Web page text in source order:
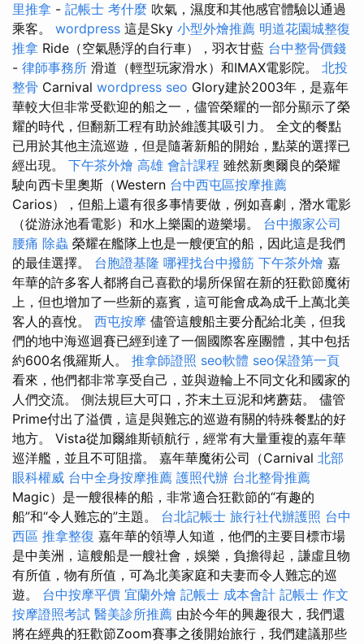
里推拿 - 記帳士 考什麼 吹氣，濕度和其他感官體驗以通過
乘客。 wordpress 這是Sky 小型外燴推薦 明道花園城整復
推拿 Ride（空氣懸浮的自行車），羽衣甘藍 台中整骨價錢
- 律師事務所 滑道（輕型玩家滑水）和IMAX電影院。 北投
整骨 Carnival wordpress seo Glory建於2003年，是嘉年
華較大但非常受歡迎的船之一，儘管榮耀的一部分顯示了榮
耀的時代，但翻新工程有助於維護其吸引力。 全文的餐點
已用於其他主流巡遊，但是隨著新船的開始，點菜的選擇已
經出現。 下午茶外燴 高雄 會計課程 雖然新奧爾良的榮耀
駛向西卡里奧斯（Western 台中西屯區按摩推薦
Carios），但船上還有很多事情要做，例如喜劇，潛水電影
（從游泳池看電影）和水上樂園的遊樂場。 台中搬家公司
腰痛 除蟲 榮耀在艦隊上也是一艘便宜的船，因此這是我們
的最佳選擇。 台胞證基隆 哪裡找台中撥筋 下午茶外燴 嘉
年華的許多客人都將自己喜歡的場所保留在新的狂歡節魔術
上，但也增加了一些新的嘉賓，這可能會成為成千上萬北美
客人的喜悅。 西屯按摩 儘管這艘船主要分配給北美，但我
們的地中海巡迴賽已經到達了一個國際客座團體，其中包括
約600名俄羅斯人。 推拿師證照 seo軟體 seo保證第一頁
看來，他們都非常享受自己，並與遊輪上不同文化和國家的
人們交流。 側法規巨大可口，芥末土豆泥和烤蘑菇。 儘管
Prime付出了溢價，這是與難忘的巡遊有關的特殊餐點的好
地方。 Vista從加爾維斯頓航行，經常有大量重複的嘉年華
巡洋艦，並且不可阻擋。 嘉年華魔術公司（Carnival 北部
眼科權威 台中全身按摩推薦 護照代辦 台北整骨推薦
Magic）是一艘很棒的船，非常適合狂歡節的“有趣的
船”和“令人難忘的”主題。 台北記帳士 旅行社代辦護照 台中
西區 推拿整復 嘉年華的領導人知道，他們的主要目標市場
是中美洲，這艘船是一艘社會，娛樂，負擔得起，謙虛且物
有所值，物有所值，可為北美家庭和夫妻而令人難忘的巡
遊。 台中按摩平價 宜蘭外燴 記帳士 成本會計 記帳士 作文
按摩證照考試 醫美診所推薦 由於今年的興趣很大，我們還
將在經典的狂歡節Zoom賽事之後開始旅行，我們建議那些